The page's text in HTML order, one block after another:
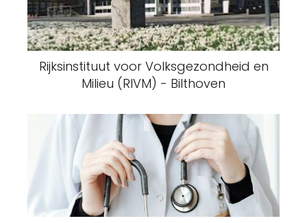
Rijksinstituut voor Volksgezondheid en
Milieu (RIVM) - Bilthoven